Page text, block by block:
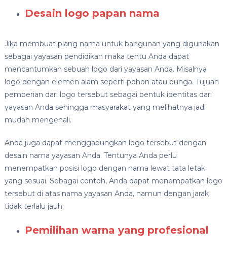
Desain logo papan nama
Jika membuat plang nama untuk bangunan yang digunakan
sebagai yayasan pendidikan maka tentu Anda dapat
mencantumkan sebuah logo dari yayasan Anda. Misalnya
logo dengan elemen alam seperti pohon atau bunga. Tujuan
pemberian dari logo tersebut sebagai bentuk identitas dari
yayasan Anda sehingga masyarakat yang melihatnya jadi
mudah mengenali.
Anda juga dapat menggabungkan logo tersebut dengan
desain nama yayasan Anda. Tentunya Anda perlu
menempatkan posisi logo dengan nama lewat tata letak
yang sesuai. Sebagai contoh, Anda dapat menempatkan logo
tersebut di atas nama yayasan Anda, namun dengan jarak
tidak terlalu jauh.
Pemilihan warna yang profesional